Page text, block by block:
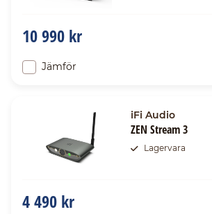
10 990 kr
Jämför
iFi Audio
ZEN Stream 3
Lagervara
4 490 kr